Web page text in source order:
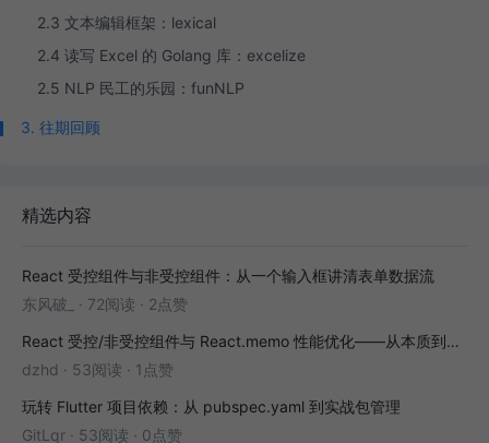
2.3 文本编辑框架：lexical
2.4 读写 Excel 的 Golang 库：excelize
2.5 NLP 民工的乐园：funNLP
3. 往期回顾
精选内容
React 受控组件与非受控组件：从一个输入框讲清表单数据流
东风破_
· 72阅读 · 2点赞
React 受控/非受控组件与 React.memo 性能优化——从本质到实战
dzhd · 53阅读 · 1点赞
玩转 Flutter 项目依赖：从 pubspec.yaml 到实战包管理
GitLqr · 53阅读 · 0点赞